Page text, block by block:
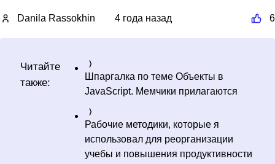
Danila Rassokhin 4 года назад 6
Читайте
также:
Шпаргалка по теме Объекты в
JavaScript. Мемчики прилагаются
Рабочие методики, которые я
использовал для реорганизации
учебы и повышения продуктивности